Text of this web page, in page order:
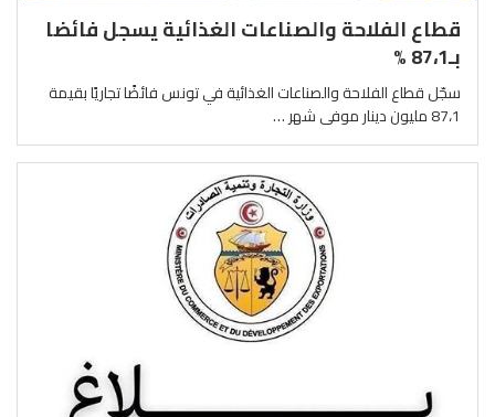
قطاع الفلاحة والصناعات الغذائية يسجل فائضا
بـ87،1 %
سجّل قطاع الفلاحة والصناعات الغذائية في تونس فائضًا تجاريًا بقيمة
87،1 مليون دينار موفى شهر …